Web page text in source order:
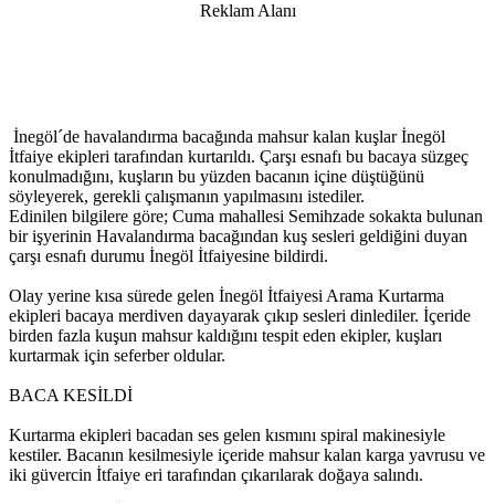
Reklam Alanı
İnegöl´de havalandırma bacağında mahsur kalan kuşlar İnegöl
İtfaiye ekipleri tarafından kurtarıldı. Çarşı esnafı bu bacaya süzgeç
konulmadığını, kuşların bu yüzden bacanın içine düştüğünü
söyleyerek, gerekli çalışmanın yapılmasını istediler.
Edinilen bilgilere göre; Cuma mahallesi Semihzade sokakta bulunan
bir işyerinin Havalandırma bacağından kuş sesleri geldiğini duyan
çarşı esnafı durumu İnegöl İtfaiyesine bildirdi.
Olay yerine kısa sürede gelen İnegöl İtfaiyesi Arama Kurtarma
ekipleri bacaya merdiven dayayarak çıkıp sesleri dinlediler. İçeride
birden fazla kuşun mahsur kaldığını tespit eden ekipler, kuşları
kurtarmak için seferber oldular.
BACA KESİLDİ
Kurtarma ekipleri bacadan ses gelen kısmını spiral makinesiyle
kestiler. Bacanın kesilmesiyle içeride mahsur kalan karga yavrusu ve
iki güvercin İtfaiye eri tarafından çıkarılarak doğaya salındı.